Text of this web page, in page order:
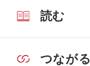
読む
つながる